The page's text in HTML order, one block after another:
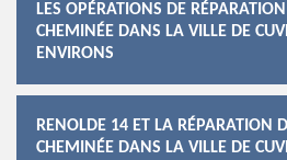
LES OPÉRATIONS DE
CHEMINÉE DANS LA VILLE DE
ENVIRONS
RENOLDE 14 ET LA RÉPARATION
CHEMINÉE DANS LA VILLE DE